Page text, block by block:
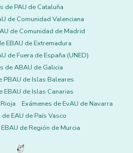
de PAU de Cataluña
de Comunidad Valenciana
de Comunidad de Madrid
EBAU de Extremadura
de Fuera de España (UNED)
de ABAU de Galicia
PBAU de Islas Baleares
EBAU de Islas Canarias
Exámenes de EvAU de Navarra
de EAU de País Vasco
de Región de Murcia